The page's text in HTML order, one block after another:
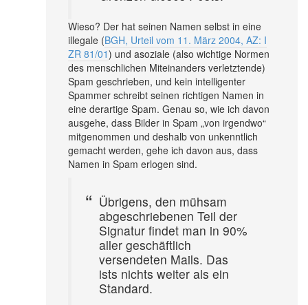
Wieso? Der hat seinen Namen selbst in eine
illegale (BGH, Urteil vom 11. März 2004, AZ: I
ZR 81/01) und asoziale (also wichtige Normen
des menschlichen Miteinanders verletztende)
Spam geschrieben, und kein intelligenter
Spammer schreibt seinen richtigen Namen in
eine derartige Spam. Genau so, wie ich davon
ausgehe, dass Bilder in Spam „von irgendwo“
mitgenommen und deshalb von unkenntlich
gemacht werden, gehe ich davon aus, dass
Namen in Spam erlogen sind.
Übrigens, den mühsam
abgeschriebenen Teil der
Signatur findet man in 90%
aller geschäftlich
versendeten Mails. Das
ists nichts weiter als ein
Standard.